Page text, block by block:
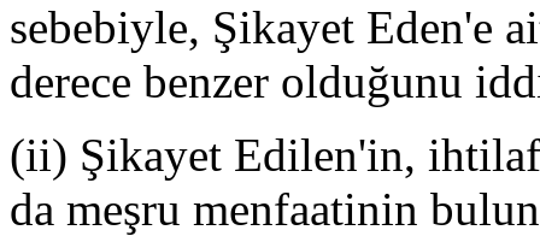
sebebiyle, Şikayet Eden'e
derece benzer olduğunu
(ii) Şikayet Edilen'in,
da meşru menfaatinin